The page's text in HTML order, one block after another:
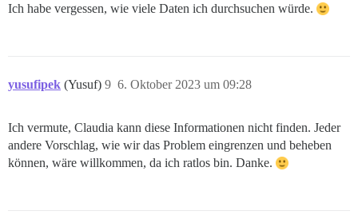
Ich habe vergessen, wie viele Daten ich durchsuchen würde.
yusufipek (Yusuf) 6. Oktober 2023 um 09:28
9
Ich vermute, Claudia kann diese Informationen nicht finden. Jeder
andere Vorschlag, wie wir das Problem eingrenzen und beheben
können, wäre willkommen, da ich ratlos bin. Danke.